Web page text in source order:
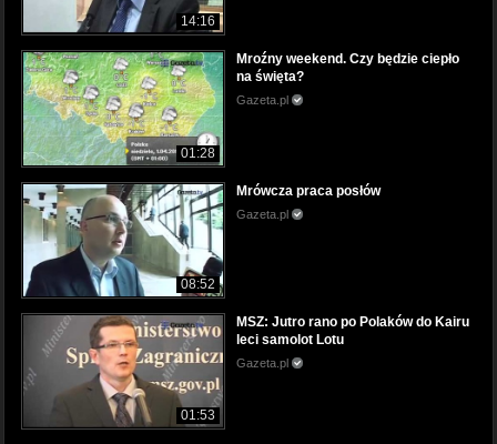
14:16
01:28
Mroźny weekend. Czy będzie ciepło
na święta?
Gazeta.pl
08:52
Mrówcza praca posłów
Gazeta.pl
01:53
MSZ: Jutro rano po Polaków do Kairu
leci samolot Lotu
Gazeta.pl